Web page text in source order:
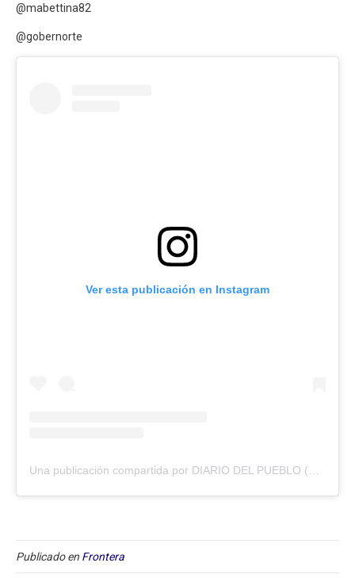
@mabettina82
@gobernorte
Ver esta publicación en Instagram
Publicado en Frontera